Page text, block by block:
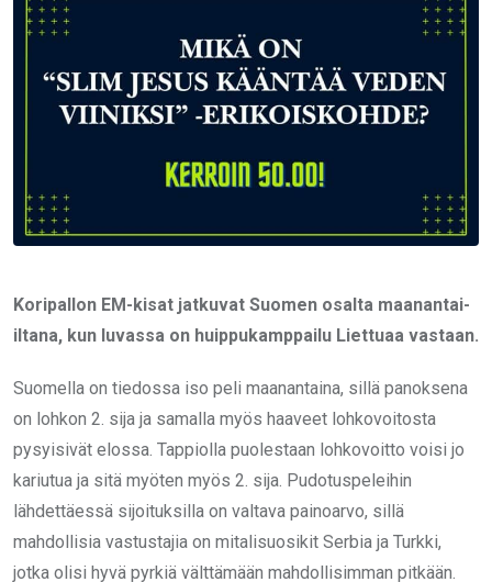
Koripallon EM-kisat jatkuvat Suomen osalta maanantai-
iltana, kun luvassa on huippukamppailu Liettuaa vastaan.
Suomella on tiedossa iso peli maanantaina, sillä panoksena
on lohkon 2. sija ja samalla myös haaveet lohkovoitosta
pysyisivät elossa. Tappiolla puolestaan lohkovoitto voisi jo
kariutua ja sitä myöten myös 2. sija. Pudotuspeleihin
lähdettäessä sijoituksilla on valtava painoarvo, sillä
mahdollisia vastustajia on mitalisuosikit Serbia ja Turkki,
jotka olisi hyvä pyrkiä välttämään mahdollisimman pitkään.